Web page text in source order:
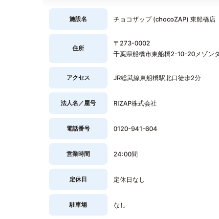
施設名 チョコザップ (chocoZAP) 東船橋店
住所
〒273-0002
千葉県船橋市東船橋2-10-20メゾン
アクセス JR総武線東船橋駅北口徒歩2分
法人名／屋号 RIZAP株式会社
電話番号 0120-941-604
営業時間 24:00間
定休日 定休日なし
駐車場 なし